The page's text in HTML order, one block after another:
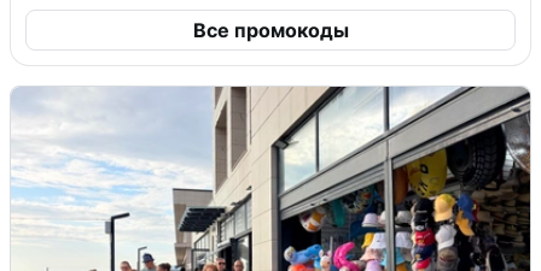
Все промокоды